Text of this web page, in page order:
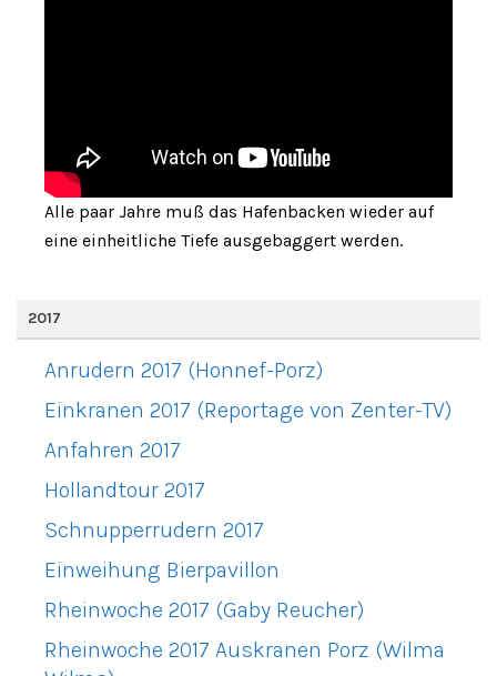
Alle paar Jahre muß das Hafenbacken wieder auf
eine einheitliche Tiefe ausgebaggert werden.
2017
Anrudern 2017 (Honnef-Porz)
Einkranen 2017 (Reportage von Zenter-TV)
Anfahren 2017
Hollandtour 2017
Schnupperrudern 2017
Einweihung Bierpavillon
Rheinwoche 2017 (Gaby Reucher)
Rheinwoche 2017 Auskranen Porz (Wilma